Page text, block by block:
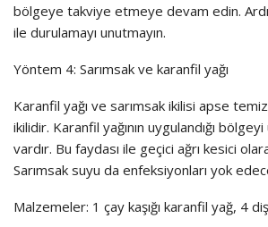
bölgeye takviye etmeye devam edin.
ile durulamayı unutmayın.
Yöntem 4: Sarımsak ve karanfil yağı
Karanfil yağı ve sarımsak ikilisi apse
ikilidir. Karanfil yağının uygulandığı
vardır. Bu faydası ile geçici ağrı kesici
Sarımsak suyu da enfeksiyonları yok
Malzemeler: 1 çay kaşığı karanfil yağ, 4